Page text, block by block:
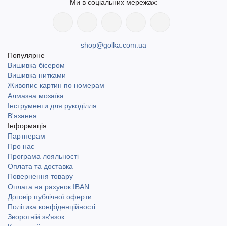
Ми в соціальних мережах:
shop@golka.com.ua
Популярне
Вишивка бісером
Вишивка нитками
Живопис картин по номерам
Алмазна мозаїка
Інструменти для рукоділля
В'язання
Інформація
Партнерам
Про нас
Програма лояльності
Оплата та доставка
Повернення товару
Оплата на рахунок IBAN
Договір публічної оферти
Політика конфіденційності
Зворотній зв'язок